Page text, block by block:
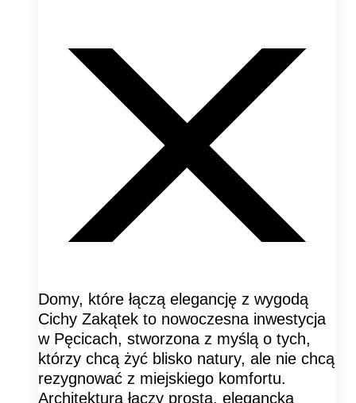
Domy, które łączą elegancję z wygodą
Cichy Zakątek to nowoczesna inwestycja
w Pęcicach, stworzona z myślą o tych,
którzy chcą żyć blisko natury, ale nie chcą
rezygnować z miejskiego komfortu.
Architektura łączy prostą, elegancką